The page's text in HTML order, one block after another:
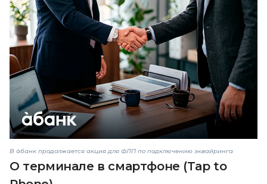
В àбанк продолжается акция для ФЛП по подключению эквайринга
О терминале в смартфоне (Tap to